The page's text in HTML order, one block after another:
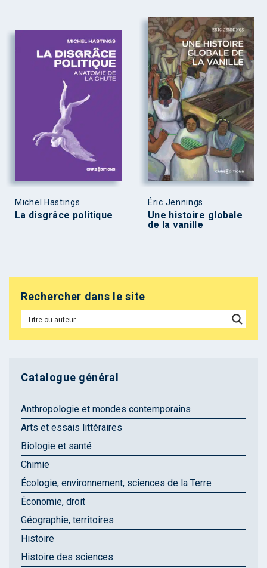
Michel Hastings
La disgrâce politique
Éric Jennings
Une histoire globale
de la vanille
Rechercher dans le site
Catalogue général
Anthropologie et mondes contemporains
Arts et essais littéraires
Biologie et santé
Chimie
Écologie, environnement, sciences de la Terre
Économie, droit
Géographie, territoires
Histoire
Histoire des sciences